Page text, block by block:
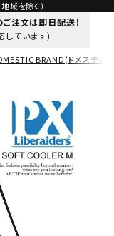
域を除く）
注文は即日配送！
しています)
BRAND(ドメスティッ